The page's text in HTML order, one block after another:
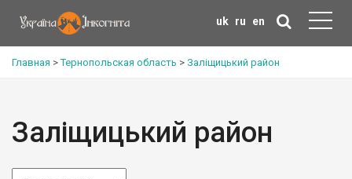
uk ru en
Главная >Тернопольская область > Заліщицький район
Заліщицький район